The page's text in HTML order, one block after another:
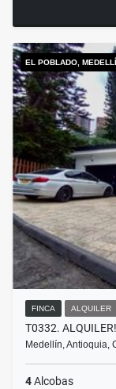
EL POBLADO,
FINCA ALQUILER
T0332.
Medellín, Antioquia,
4Alcobas